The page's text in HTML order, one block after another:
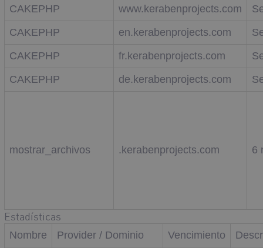
CAKEPHP
www.kerabenprojects.com
CAKEPHP
en.kerabenprojects.com
CAKEPHP
fr.kerabenprojects.com
CAKEPHP
de.kerabenprojects.com
mostrar_archivos .kerabenprojects.com 6
Estadísticas
Nombre Provider / Dominio Vencimiento